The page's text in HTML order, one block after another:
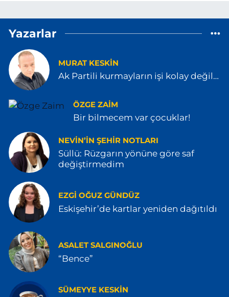
Yazarlar
MURAT KESKİN
Ak Partili kurmayların işi kolay değil…
ÖZGE ZAIM
Bir bilmecem var çocuklar!
NEVIN’IN ŞEHIR NOTLARI
Süllü: Rüzgarın yönüne göre saf
değiştirmedim
EZGI OĞUZ GÜNDÜZ
Eskişehir’de kartlar yeniden dağıtıldı
ASALET SALGINOĞLU
“Bence”
SÜMEYYE KESKIN